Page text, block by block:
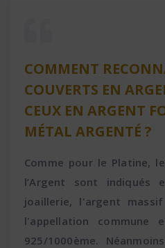
COMMENT
COUVERTS EN
CEUX EN ARGENT
MÉTAL ARGENTÉ ?
Comme pour le Platine,
l’Argent sont indiqués
joaillerie, l'argent
l'appellation commune
925/1000ème.